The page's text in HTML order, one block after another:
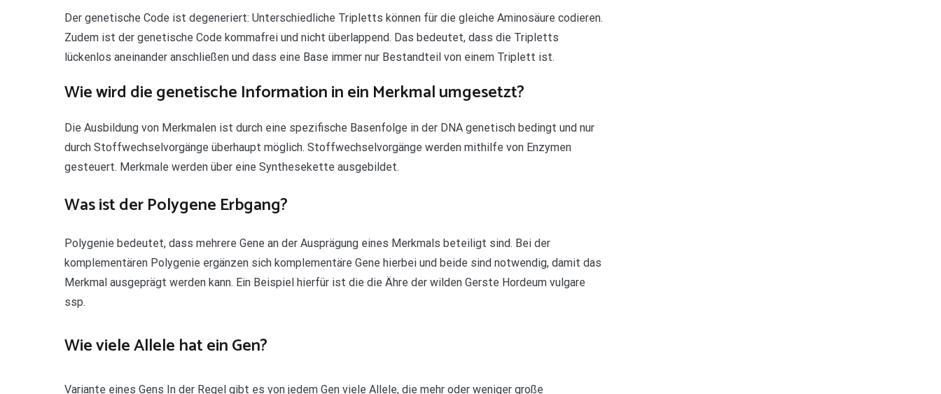
Der genetische Code ist degeneriert: Unterschiedliche Tripletts können für die gleiche Aminosäure codieren.
Zudem ist der genetische Code kommafrei und nicht überlappend. Das bedeutet, dass die Tripletts
lückenlos aneinander anschließen und dass eine Base immer nur Bestandteil von einem Triplett ist.
Wie wird die genetische Information in ein Merkmal umgesetzt?
Die Ausbildung von Merkmalen ist durch eine spezifische Basenfolge in der DNA genetisch bedingt und nur
durch Stoffwechselvorgänge überhaupt möglich. Stoffwechselvorgänge werden mithilfe von Enzymen
gesteuert. Merkmale werden über eine Synthesekette ausgebildet.
Was ist der Polygene Erbgang?
Polygenie bedeutet, dass mehrere Gene an der Ausprägung eines Merkmals beteiligt sind. Bei der
komplementären Polygenie ergänzen sich komplementäre Gene hierbei und beide sind notwendig, damit das
Merkmal ausgeprägt werden kann. Ein Beispiel hierfür ist die die Ähre der wilden Gerste Hordeum vulgare
ssp.
Wie viele Allele hat ein Gen?
Variante eines Gens In der Regel gibt es von jedem Gen viele Allele, die mehr oder weniger große